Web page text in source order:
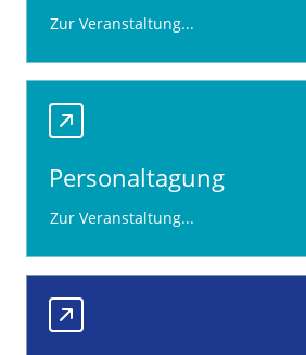
Zur Veranstaltung...
Personaltagung
Zur Veranstaltung...